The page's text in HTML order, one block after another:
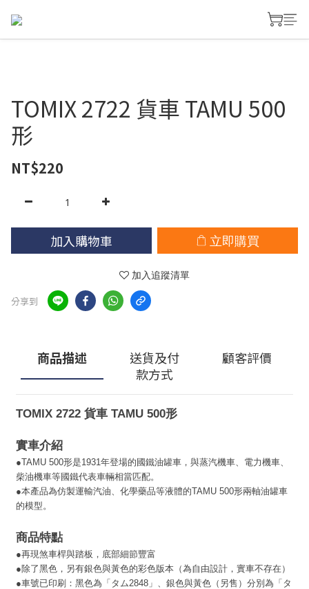
TOMIX 2722 貨車 TAMU 500
形
NT$220
加入購物車 立即購買
加入追蹤清單
分享到
商品描述
送貨及付
款方式
顧客評價
TOMIX 2722 貨車 TAMU 500形
實車介紹
●TAMU 500形是1931年登場的國鐵油罐車，與蒸汽機車、電力機車、
柴油機車等國鐵代表車輛相當匹配。
●本產品為仿製運輸汽油、化學藥品等液體的TAMU 500形兩軸油罐車
的模型。
商品特點
●再現煞車桿與踏板，底部細節豐富
●除了黑色，另有銀色與黃色的彩色版本（為自由設計，實車不存在）
●車號已印刷：黑色為「タム2848」、銀色與黃色（另售）分別為「タ